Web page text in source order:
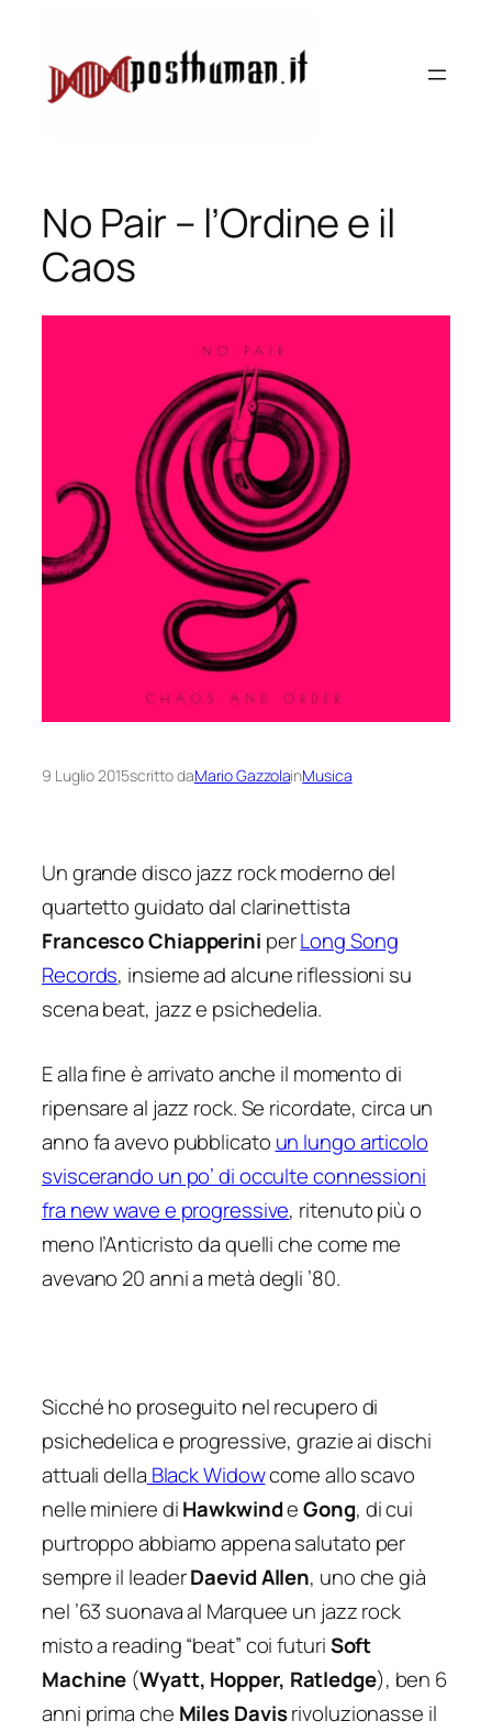
contenuto
No Pair – l’Ordine e il
Caos
9 Luglio 2015scritto daMario GazzolainMusica
Un grande disco jazz rock moderno del
quartetto guidato dal clarinettista
Francesco Chiapperini perLong Song
Records, insieme ad alcune riflessioni su
scena beat, jazz e psichedelia.
E alla fine è arrivato anche il momento di
ripensare al jazz rock. Se ricordate, circa un
anno fa avevo pubblicato un lungo articolo
sviscerando un po’ di occulte connessioni
fra new wave e progressive, ritenuto più o
meno l’Anticristo da quelli che come me
avevano 20 anni a metà degli ’80.
Sicché ho proseguito nel recupero di
psichedelica e progressive, grazie ai dischi
attuali della Black Widowcome allo scavo
nelle miniere diHawkwindeGong, di cui
purtroppo abbiamo appena salutato per
sempre il leaderDaevid Allen, uno che già
nel ’63 suonava al Marquee un jazz rock
misto a reading “beat” coi futuriSoft
Machine (Wyatt, Hopper, Ratledge), ben 6
anni prima che Miles Davisrivoluzionasse il